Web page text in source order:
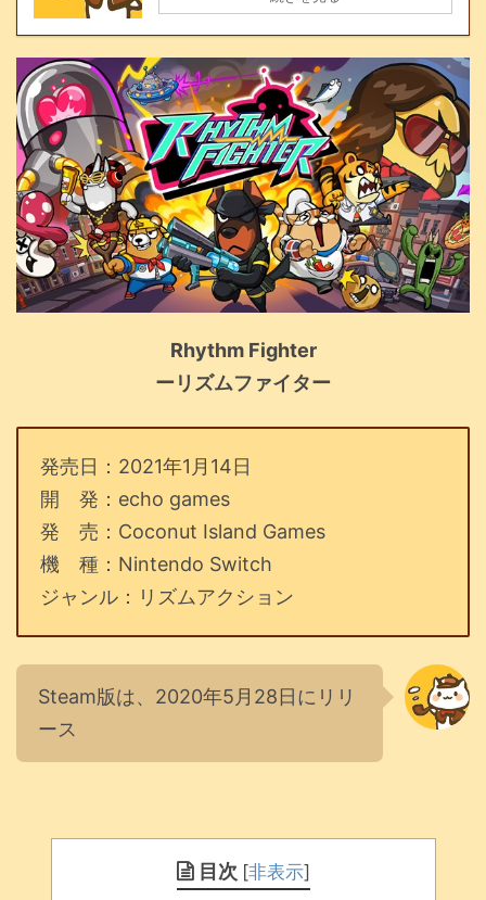
Rhythm Fighter
ーリズムファイター
発売日：2021年1月14日
開 発：echo games
発 売：Coconut Island Games
機 種：Nintendo Switch
ジャンル：リズムアクション
Steam版は、2020年5月28日にリリ
ース
目次 [非表示]